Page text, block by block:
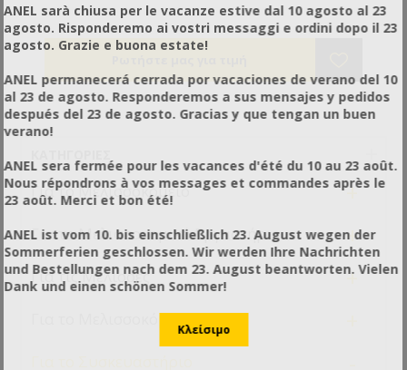
Για το Μελισσοκομείο +
Για το Μελισσοκομικό Εργαστήριο +
Για τις Μέλισσες +
Για το Μελισσοκόμο
ANEL sarà chiusa per le vacanze estive dal 10 agosto al 23
agosto. Risponderemo ai vostri messaggi e ordini dopo il 23
agosto. Grazie e buona estate!
ANEL permanecerá cerrada por vacaciones de verano del 10
al 23 de agosto. Responderemos a sus mensajes y pedidos
después del 23 de agosto. Gracias y que tengan un buen
verano!
ANEL sera fermée pour les vacances d'été du 10 au 23 août.
Nous répondrons à vos messages et commandes après le
23 août. Merci et bon été!
ANEL ist vom 10. bis einschließlich 23. August wegen der
Sommerferien geschlossen. Wir werden Ihre Nachrichten
und Bestellungen nach dem 23. August beantworten. Vielen
Dank und einen schönen Sommer!